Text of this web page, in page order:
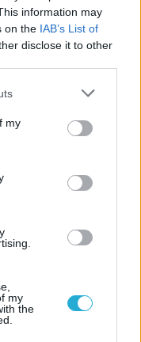
information may
on the IAB’s List of
disclose it to other
my
my
the